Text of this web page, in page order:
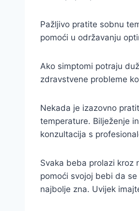
Pažljivo pratite sobnu
pomoći u održavanju
Ako simptomi potraju
zdravstvene probleme
Nekada je izazovno
temperature. Bilježenje
konzultacija s
Svaka beba prolazi kroz
pomoći svojoj bebi da
najbolje zna. Uvijek